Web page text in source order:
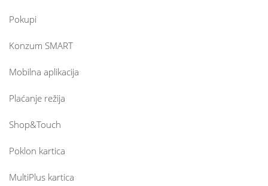
Pokupi
Konzum SMART
Mobilna aplikacija
Plaćanje režija
Shop&Touch
Poklon kartica
MultiPlus kartica